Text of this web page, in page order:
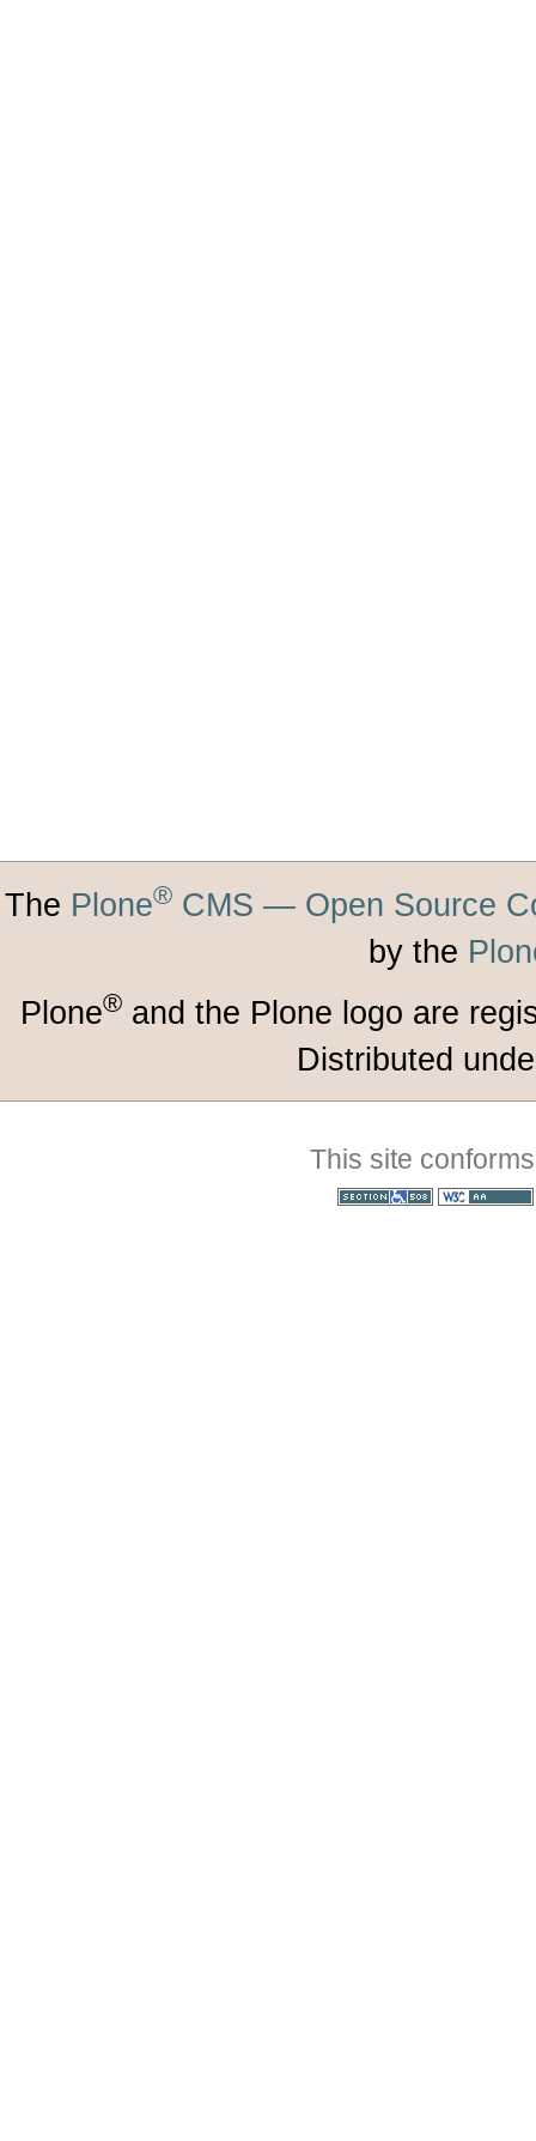
The Plone® CMS — Open Source
by the
Plone® and the Plone logo are
Distributed
This site